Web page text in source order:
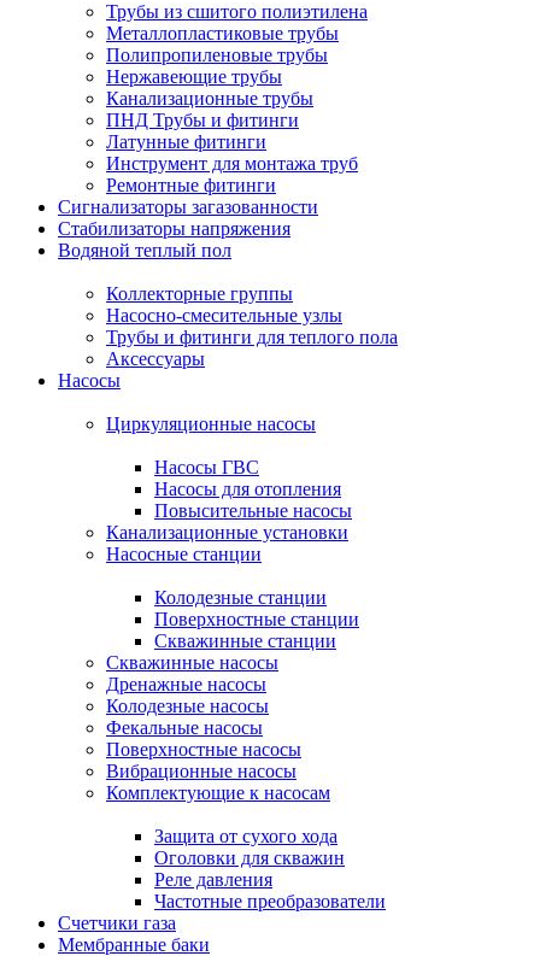
Трубы из сшитого полиэтилена
Металлопластиковые трубы
Полипропиленовые трубы
Нержавеющие трубы
Канализационные трубы
ПНД Трубы и фитинги
Латунные фитинги
Инструмент для монтажа труб
Ремонтные фитинги
Сигнализаторы загазованности
Стабилизаторы напряжения
Водяной теплый пол
Коллекторные группы
Насосно-смесительные узлы
Трубы и фитинги для теплого пола
Аксессуары
Насосы
Циркуляционные насосы
Насосы ГВС
Насосы для отопления
Повысительные насосы
Канализационные установки
Насосные станции
Колодезные станции
Поверхностные станции
Скважинные станции
Скважинные насосы
Дренажные насосы
Колодезные насосы
Фекальные насосы
Поверхностные насосы
Вибрационные насосы
Комплектующие к насосам
Защита от сухого хода
Оголовки для скважин
Реле давления
Частотные преобразователи
Счетчики газа
Мембранные баки